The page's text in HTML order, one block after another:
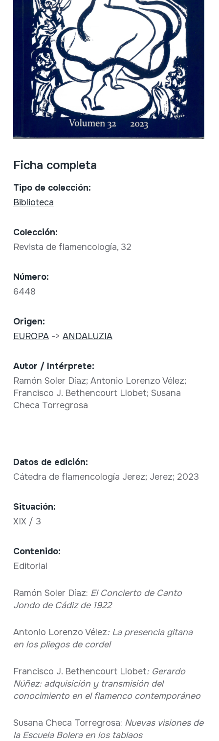
Ficha completa
Tipo de colección:
Biblioteca
Colección:
Revista de flamencología, 32
Número:
6448
Origen:
EUROPA-> ANDALUZIA
Autor / Intérprete:
Ramón Soler Díaz; Antonio Lorenzo Vélez;
Francisco J. Bethencourt Llobet; Susana
Checa Torregrosa
Datos de edición:
Cátedra de flamencología Jerez; Jerez; 2023
Situación:
XIX / 3
Contenido:
Editorial
Ramón Soler Díaz: El Concierto de Canto
Jondo de Cádiz de 1922
Antonio Lorenzo Vélez: La presencia gitana
en los pliegos de cordel
Francisco J. Bethencourt Llobet: Gerardo
Núñez: adquisición y transmisión del
conocimiento en el flamenco contemporáneo
Susana Checa Torregrosa: Nuevas visiones de
la Escuela Bolera en los tablaos